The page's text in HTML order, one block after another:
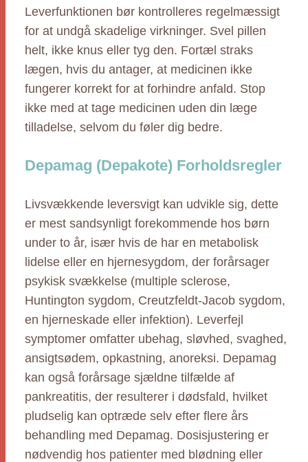
Leverfunktionen bør kontrolleres regelmæssigt
for at undgå skadelige virkninger. Svel pillen
helt, ikke knus eller tyg den. Fortæl straks
lægen, hvis du antager, at medicinen ikke
fungerer korrekt for at forhindre anfald. Stop
ikke med at tage medicinen uden din læge
tilladelse, selvom du føler dig bedre.
Depamag (Depakote) Forholdsregler
Livsvækkende leversvigt kan udvikle sig, dette
er mest sandsynligt forekommende hos børn
under to år, især hvis de har en metabolisk
lidelse eller en hjernesygdom, der forårsager
psykisk svækkelse (multiple sclerose,
Huntington sygdom, Creutzfeldt-Jacob sygdom,
en hjerneskade eller infektion). Leverfejl
symptomer omfatter ubehag, sløvhed, svaghed,
ansigtsødem, opkastning, anoreksi. Depamag
kan også forårsage sjældne tilfælde af
pankreatitis, der resulterer i dødsfald, hvilket
pludselig kan optræde selv efter flere års
behandling med Depamag. Dosisjustering er
nødvendig hos patienter med blødning eller